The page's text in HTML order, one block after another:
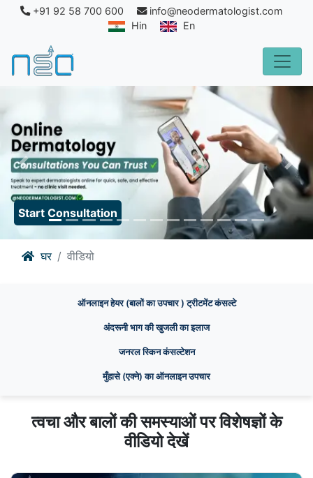
+91 92 58 700 600
info@neodermatologist.com
Hin
En
Start Consultation
Previous Next
घर वीडियो
ऑनलाइन हेयर (बालों का उपचार ) ट्रीटमेंट कंसल्टे
अंदरूनी भाग की खुजली का इलाज
जनरल स्किन कंसल्टेशन
मुँहासे (एक्ने) का ऑनलाइन उपचार
त्वचा और बालों की समस्याओं पर विशेषज्ञों के
वीडियो देखें